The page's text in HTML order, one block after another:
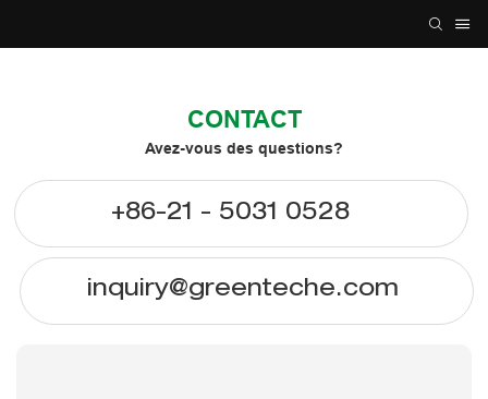
CONTACT
Avez-vous des questions?
+86-21 - 5031 0528
inquiry@greenteche.com